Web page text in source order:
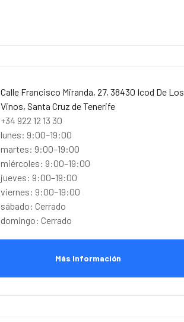
Calle Francisco Miranda, 27, 38430 Icod De Los
Vinos, Santa Cruz de Tenerife
+34 922 12 13 30
lunes: 9:00–19:00
martes: 9:00–19:00
miércoles: 9:00–19:00
jueves: 9:00–19:00
viernes: 9:00–19:00
sábado: Cerrado
domingo: Cerrado
Más Información